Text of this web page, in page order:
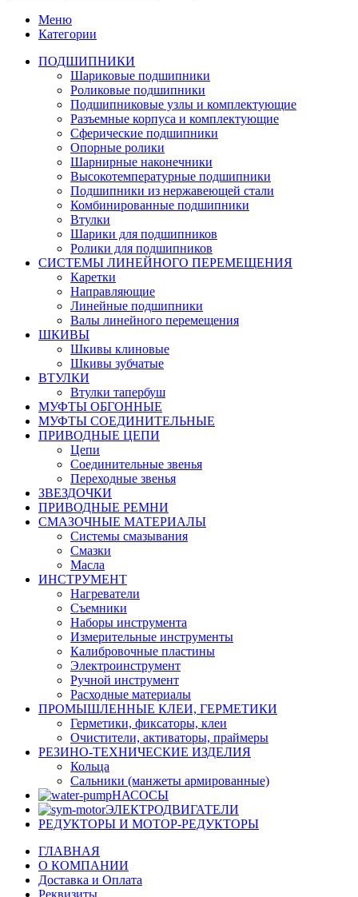
Меню
Категории
ПОДШИПНИКИ
Шариковые подшипники
Роликовые подшипники
Подшипниковые узлы и комплектующие
Разъемные корпуса и комплектующие
Сферические подшипники
Опорные ролики
Шарнирные наконечники
Высокотемпературные подшипники
Подшипники из нержавеющей стали
Комбинированные подшипники
Втулки
Шарики для подшипников
Ролики для подшипников
СИСТЕМЫ ЛИНЕЙНОГО ПЕРЕМЕЩЕНИЯ
Каретки
Направляющие
Линейные подшипники
Валы линейного перемещения
ШКИВЫ
Шкивы клиновые
Шкивы зубчатые
ВТУЛКИ
Втулки тапербуш
МУФТЫ ОБГОННЫЕ
МУФТЫ СОЕДИНИТЕЛЬНЫЕ
ПРИВОДНЫЕ ЦЕПИ
Цепи
Соединительные звенья
Переходные звенья
ЗВЕЗДОЧКИ
ПРИВОДНЫЕ РЕМНИ
СМАЗОЧНЫЕ МАТЕРИАЛЫ
Системы смазывания
Смазки
Масла
ИНСТРУМЕНТ
Нагреватели
Съемники
Наборы инструмента
Измерительные инструменты
Калибровочные пластины
Электроинструмент
Ручной инструмент
Расходные материалы
ПРОМЫШЛЕННЫЕ КЛЕИ, ГЕРМЕТИКИ
Герметики, фиксаторы, клеи
Очистители, активаторы, праймеры
РЕЗИНО-ТЕХНИЧЕСКИЕ ИЗДЕЛИЯ
Кольца
Сальники (манжеты армированные)
НАСОСЫ
ЭЛЕКТРОДВИГАТЕЛИ
РЕДУКТОРЫ И МОТОР-РЕДУКТОРЫ
ГЛАВНАЯ
О КОМПАНИИ
Доставка и Оплата